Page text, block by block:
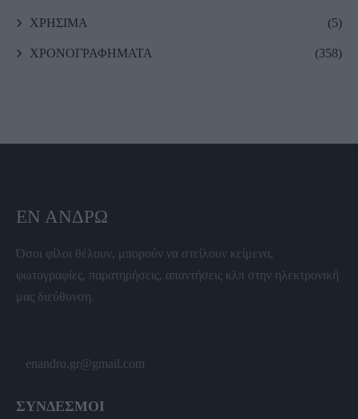
ΧΡΗΣΙΜΑ (5)
ΧΡΟΝΟΓΡΑΦΗΜΑΤΑ (358)
ΕΝ ΆΝΔΡΩ
Όσοι φίλοι θέλουν, μπορούν να στείλουν κείμενα,
φωτογραφίες, παρατηρήσεις, απαντήσεις κλπ στην ηλεκτρονική
μας διεύθυνση.
enandro.gr@gmail.com
ΣΥΝΔΕΣΜΟΙ